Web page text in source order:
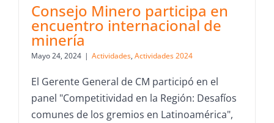
Consejo Minero participa en
encuentro internacional de
minería
Mayo 24, 2024 | Actividades, Actividades 2024
El Gerente General de CM participó en el
panel "Competitividad en la Región: Desafíos
comunes de los gremios en Latinoamérica",